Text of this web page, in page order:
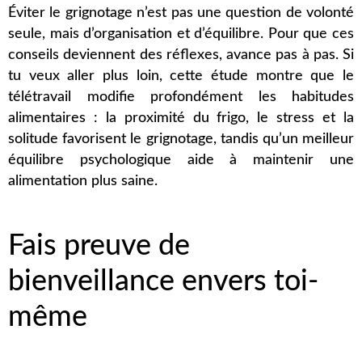
Éviter le grignotage n’est pas une question de volonté
seule, mais d’organisation et d’équilibre. Pour que ces
conseils deviennent des réflexes, avance pas à pas. Si
tu veux aller plus loin,cette étude montre que le
télétravail modifie profondément les habitudes
alimentaires : la proximité du frigo, le stress et la
solitude favorisent le grignotage, tandis qu’un meilleur
équilibre psychologique aide à maintenir une
alimentation plus saine.
Fais preuve de
bienveillance envers toi-
même